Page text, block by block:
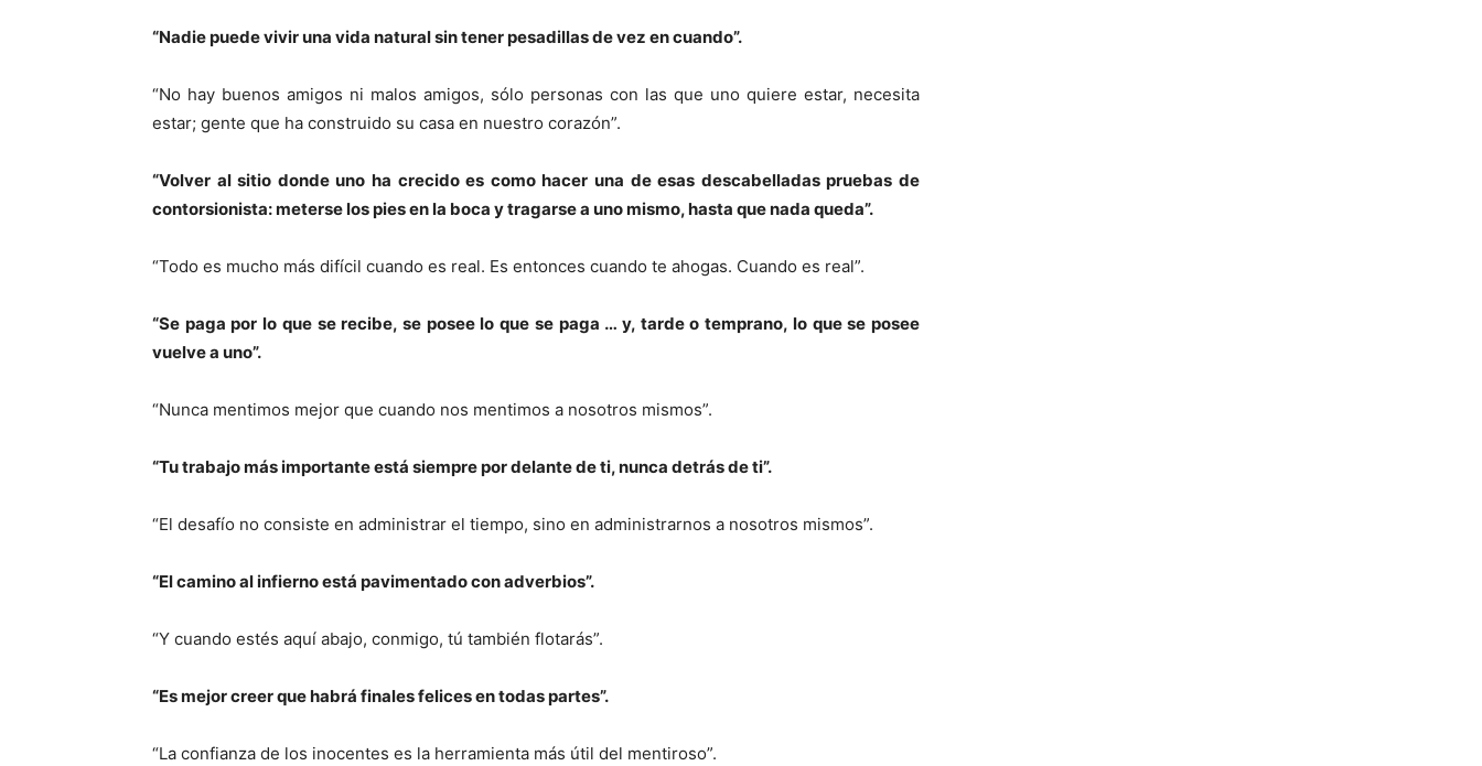
“Nadie puede vivir una vida natural sin tener pesadillas de vez en cuando”.
“No hay buenos amigos ni malos amigos, sólo personas con las que uno quiere estar, necesita
estar; gente que ha construido su casa en nuestro corazón”.
“Volver al sitio donde uno ha crecido es como hacer una de esas descabelladas pruebas de
contorsionista: meterse los pies en la boca y tragarse a uno mismo, hasta que nada queda”.
“Todo es mucho más difícil cuando es real. Es entonces cuando te ahogas. Cuando es real”.
“Se paga por lo que se recibe, se posee lo que se paga … y, tarde o temprano, lo que se posee
vuelve a uno”.
“Nunca mentimos mejor que cuando nos mentimos a nosotros mismos”.
“Tu trabajo más importante está siempre por delante de ti, nunca detrás de ti”.
“El desafío no consiste en administrar el tiempo, sino en administrarnos a nosotros mismos”.
“El camino al infierno está pavimentado con adverbios”.
“Y cuando estés aquí abajo, conmigo, tú también flotarás”.
“Es mejor creer que habrá finales felices en todas partes”.
“La confianza de los inocentes es la herramienta más útil del mentiroso”.